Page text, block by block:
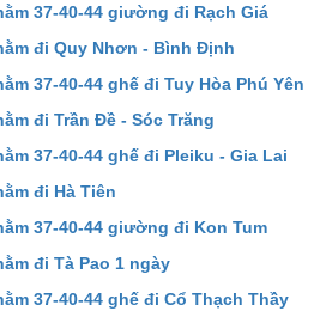
37-40-44 giường đi Rạch Giá
đi Quy Nhơn - Bình Định
37-40-44 ghế đi Tuy Hòa Phú Yên
đi Trần Đề - Sóc Trăng
37-40-44 ghế đi Pleiku - Gia Lai
đi Hà Tiên
37-40-44 giường đi Kon Tum
đi Tà Pao 1 ngày
37-40-44 ghế đi Cổ Thạch Thầy